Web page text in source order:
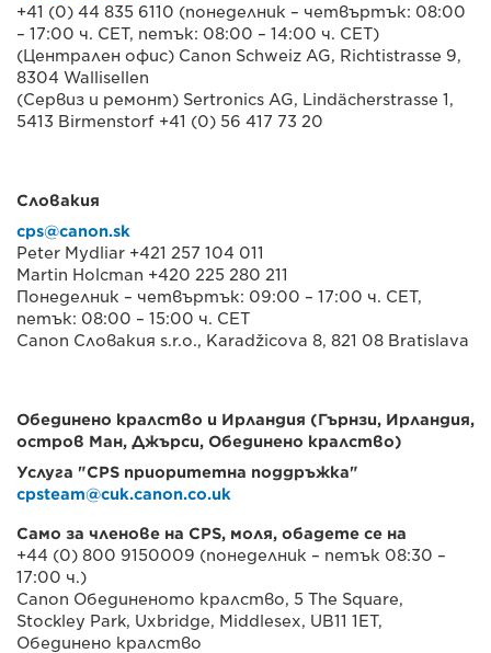
+41 (0) 44 835 6110 (понеделник – четвъртък: 08:00
– 17:00 ч. CET, петък: 08:00 – 14:00 ч. CET)
(Централен офис) Canon Schweiz AG, Richtistrasse 9,
8304 Wallisellen
(Сервиз и ремонт) Sertronics AG, Lindächerstrasse 1,
5413 Birmenstorf +41 (0) 56 417 73 20
Словакия
cps@canon.sk
Peter Mydliar +421 257 104 011
Martin Holcman +420 225 280 211
Понеделник – четвъртък: 09:00 – 17:00 ч. CET,
петък: 08:00 – 15:00 ч. CET
Canon Словакия s.r.o., Karadžicova 8, 821 08 Bratislava
Обединено кралство и Ирландия (Гърнзи, Ирландия,
остров Ман, Джърси, Обединено кралство)
Услуга "CPS приоритетна поддръжка"
cpsteam@cuk.canon.co.uk
Само за членове на CPS, моля, обадете се на
+44 (0) 800 9150009 (понеделник – петък 08:30 –
17:00 ч.)
Canon Обединеното кралство, 5 The Square,
Stockley Park, Uxbridge, Middlesex, UB11 1ET,
Обединено кралство